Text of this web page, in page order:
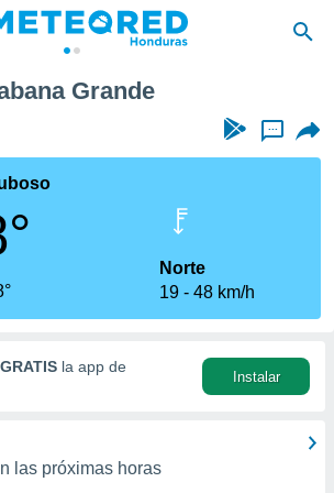
Grande
...
Norte
19
48 km/h
GRATIS la app de
Instalar
las próximas horas